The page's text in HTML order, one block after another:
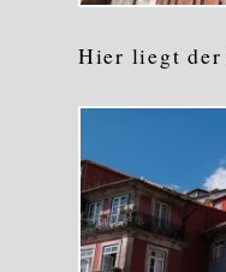
Hier liegt